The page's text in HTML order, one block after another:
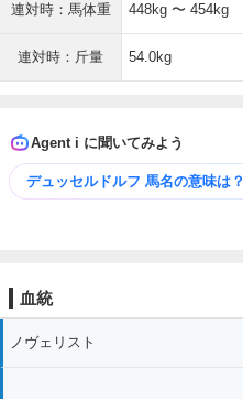
連対時：馬体重 448kg 〜 454kg
連対時：斤量 54.0kg
Agent i に聞いてみよう
デュッセルドルフ 馬名の意味は？
血統
ノヴェリスト